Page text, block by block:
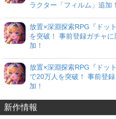
ラクター「フィルム」追加！
放置×深淵探索RPG『ドッ
を突破！ 事前登録ガチャ
加！
放置×深淵探索RPG『ドッ
で20万人を突破！ 事前登
加！
新作情報